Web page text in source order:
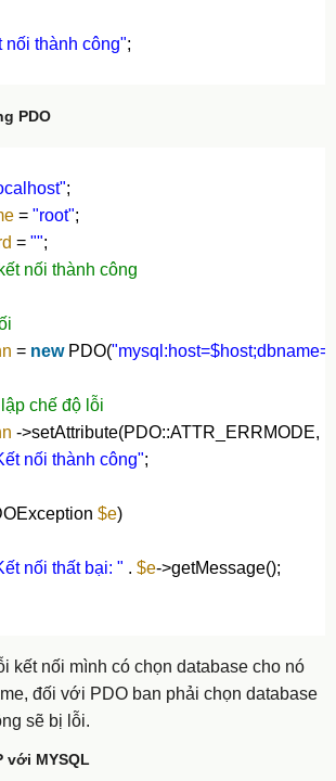
nối thành công";
PDO
;
= "root";
= "";
nối thành công
= new PDO(
chế độ lỗi
->setAttribute(PDO::ATTR_ERRMODE,
nối thành công";
$e)
nối thất bại: " . $e->getMessage();
kết nối mình có chọn database cho nó
đối với PDO ban phải chọn database
sẽ bị lỗi.
với MYSQL